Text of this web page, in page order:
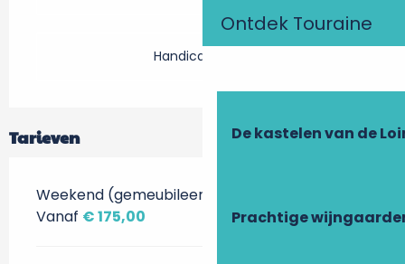
Ontdek Touraine
De kastelen van de
Prachtige
Handicap visuel
Tarieven
Weekend (gemeubileerd)
Vanaf € 175,00